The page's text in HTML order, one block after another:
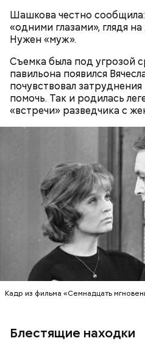
Шашкова честно
«одними глазами», глядя
Нужен «муж».
Съемка была под угрозой
павильона появился
почувствовал
помочь. Так и родилась
«встречи» разведчика с
Кадр из фильма «Семнадцать
Блестящие находки
Ранние плоды, по словам
беременным, кормящим
людям с ослабленной
пожилым;